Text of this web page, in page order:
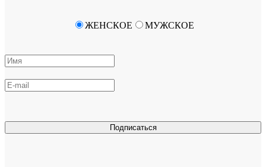
Подписаться
ЖЕНСКОЕ МУЖСКОЕ